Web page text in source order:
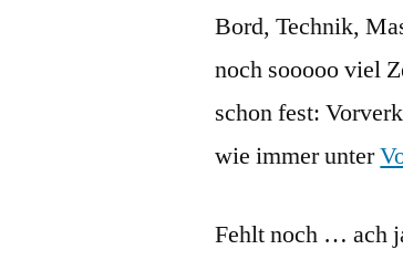
Bord, Technik,
noch sooooo viel
schon fest:
wie immer unter
Fehlt noch … ach